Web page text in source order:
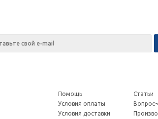
Помощь
Условия оплаты
Условия доставки
Статьи
Вопрос-